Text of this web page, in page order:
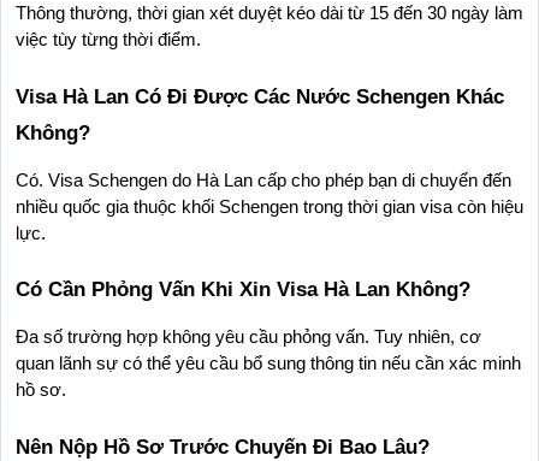
Thông thường, thời gian xét duyệt kéo dài từ 15 đến 30 ngày làm
việc tùy từng thời điểm.
Visa Hà Lan Có Đi Được Các Nước Schengen Khác
Không?
Có. Visa Schengen do Hà Lan cấp cho phép bạn di chuyển đến
nhiều quốc gia thuộc khối Schengen trong thời gian visa còn hiệu
lực.
Có Cần Phỏng Vấn Khi Xin Visa Hà Lan Không?
Đa số trường hợp không yêu cầu phỏng vấn. Tuy nhiên, cơ
quan lãnh sự có thể yêu cầu bổ sung thông tin nếu cần xác minh
hồ sơ.
Nên Nộp Hồ Sơ Trước Chuyến Đi Bao Lâu?